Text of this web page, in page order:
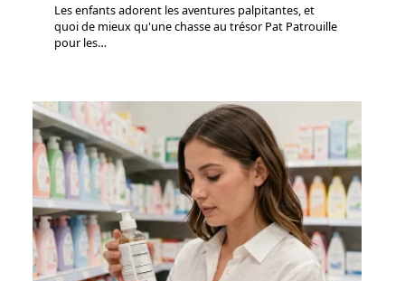
Les enfants adorent les aventures palpitantes, et
quoi de mieux qu'une chasse au trésor Pat Patrouille
pour les…